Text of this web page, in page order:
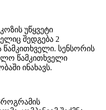
უწყვეტი
შედგება 2
წამკითხველი. სენსორის
წამკითხველი
ინახავს.